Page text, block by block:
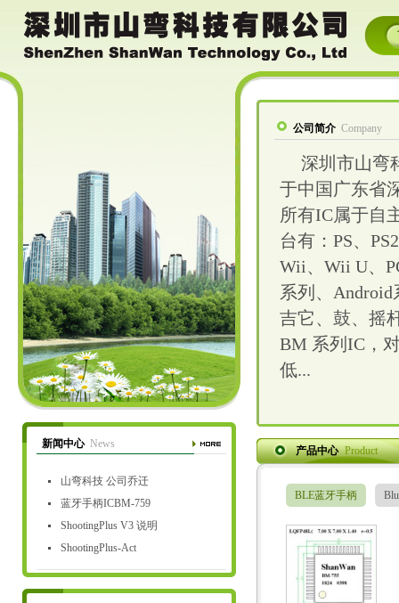
新闻中心 News
山弯科技 公司乔迁
蓝牙手柄ICBM-759
ShootingPlus V3 说明
ShootingPlus-Act
公司简介 Company
深圳市山弯
于中国广东省
所有IC属于自
台有：PS、
Wii、Wii U、
系列、
吉它、鼓、摇
BM 系列IC，
低...
产品中心 Product
BLE蓝牙手柄